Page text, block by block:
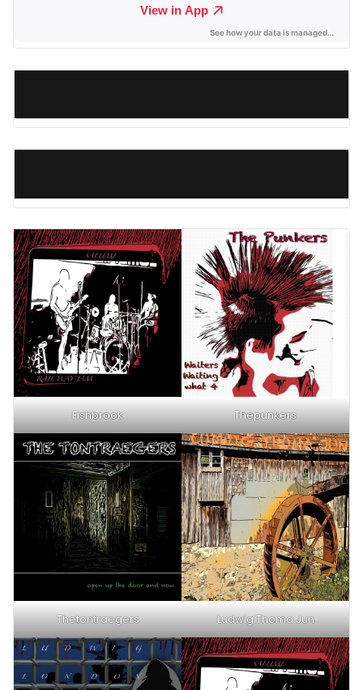
Fishbrook Thepunkers
Thetontraegers Ludwig Thoma Jun